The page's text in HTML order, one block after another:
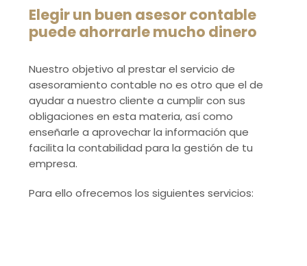
Asesoría Mercantil
Asesoría Fiscal
Elegir un buen asesor contable
puede ahorrarle mucho dinero
Nuestro objetivo al prestar el servicio de
asesoramiento contable no es otro que el de
ayudar a nuestro cliente a cumplir con sus
obligaciones en esta materia, así como
enseñarle a aprovechar la información que
facilita la contabilidad para la gestión de tu
empresa.
Para ello ofrecemos los siguientes servicios: